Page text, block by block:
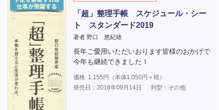
「超」整理手帳 スケジュール・シー
ト スタンダード2019
著者 野口 悠紀雄
長年ご愛用いただいおります皆様のおかげで
今年も継続できました！
価格 1,155 円（本体1,050円＋税）
発売日：2018年09月14日
判型：その他